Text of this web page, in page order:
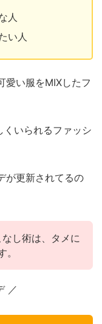
人
い人
愛い服をMIXしたフ
くいられるファッシ
が更新されてるの
し術は、タメに
／